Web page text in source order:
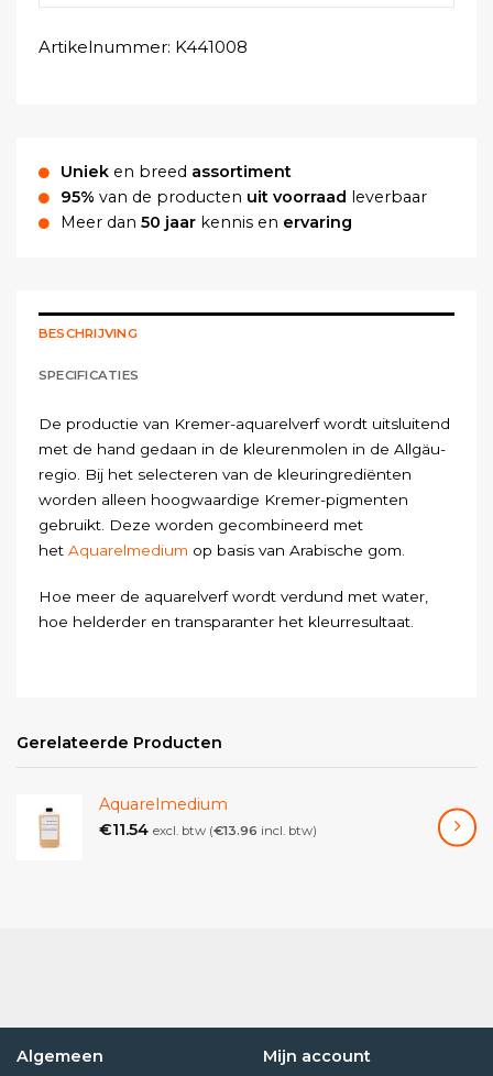
Artikelnummer: K441008
Uniek en breed assortiment
95% van de producten uit voorraad leverbaar
Meer dan 50 jaar kennis en ervaring
BESCHRIJVING
SPECIFICATIES
De productie van Kremer-aquarelverf wordt uitsluitend
met de hand gedaan in de kleurenmolen in de Allgäu-
regio. Bij het selecteren van de kleuringrediënten
worden alleen hoogwaardige Kremer-pigmenten
gebruikt. Deze worden gecombineerd met
het Aquarelmedium op basis van Arabische gom.
Hoe meer de aquarelverf wordt verdund met water,
hoe helderder en transparanter het kleurresultaat.
Gerelateerde Producten
Aquarelmedium
€11.54 excl. btw (€13.96 incl. btw)
Algemeen Mijn account